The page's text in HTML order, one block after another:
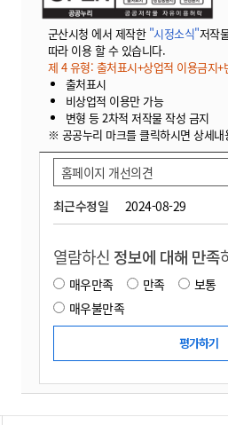
군산시청 에서 제작한 "시정소식"저작
따라 이용 할 수 있습니다.
제 4 유형: 출처표시+상업적 이용금지+
출처표시
비상업적 이용만 가능
변형 등 2차적 저작물 작성 금지
※ 공공누리 마크를 클릭하시면 상세
최근수정일 2024-08-29
홈페이지 개선의견
열람하신 정보에 대해 만족
매우만족 만족 보통
매우불만족